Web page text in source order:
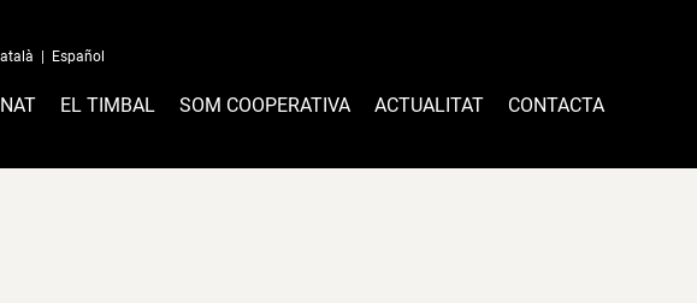
Español
EL TIMBAL SOM COOPERATIVA ACTUALITAT CONTACTA